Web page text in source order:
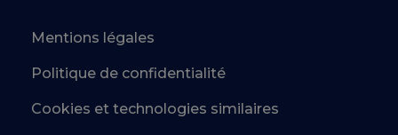
Mentions légales
Politique de confidentialité
Cookies et technologies similaires